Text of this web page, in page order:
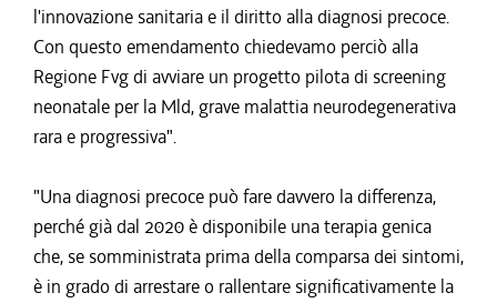
l'innovazione sanitaria e il diritto alla diagnosi precoce.
Con questo emendamento chiedevamo perciò alla
Regione Fvg di avviare un progetto pilota di screening
neonatale per la Mld, grave malattia neurodegenerativa
rara e progressiva".
"Una diagnosi precoce può fare davvero la differenza,
perché già dal 2020 è disponibile una terapia genica
che, se somministrata prima della comparsa dei sintomi,
è in grado di arrestare o rallentare significativamente la